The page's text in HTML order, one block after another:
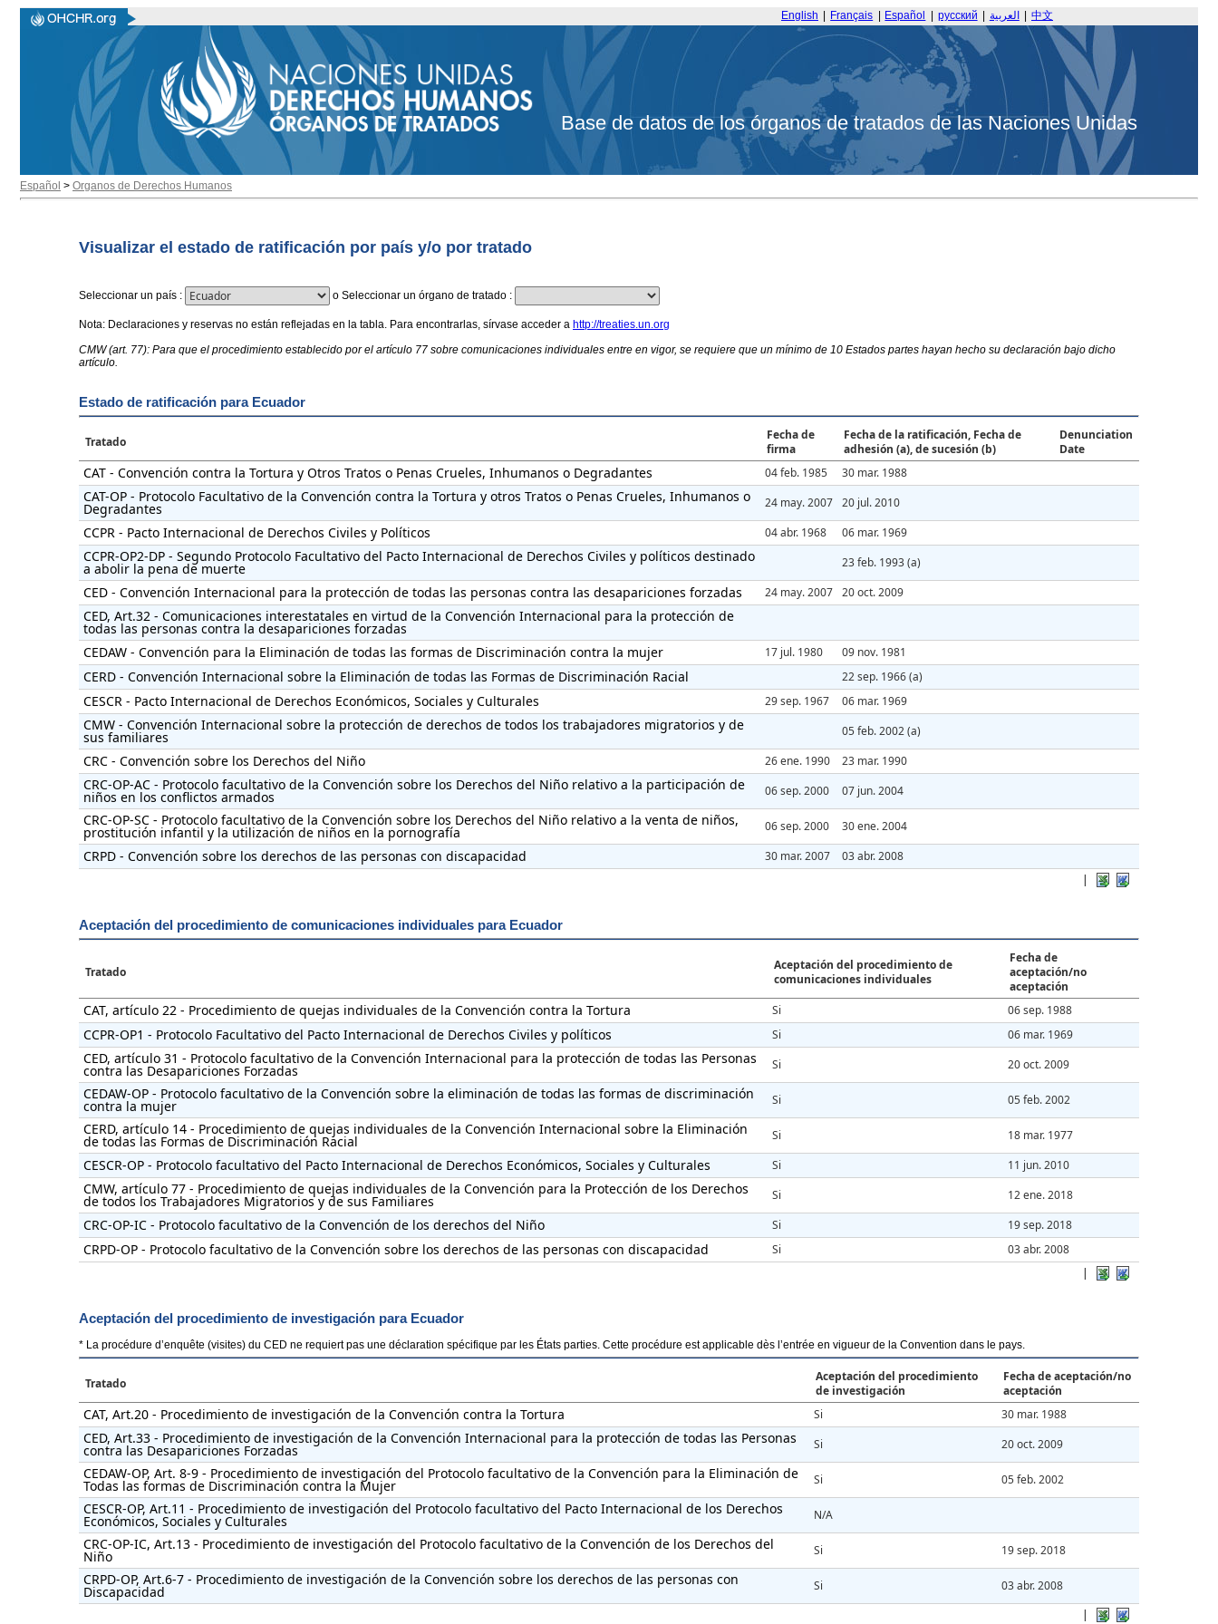
English Français Español русский العربية 中文
Base de datos de los órganos de tratados de las Naciones Unidas
Español > Organos de Derechos Humanos
Visualizar el estado de ratificación por país y/o por tratado
Seleccionar un país : o Seleccionar un órgano de tratado :
Nota: Declaraciones y reservas no están reflejadas en la tabla. Para encontrarlas, sírvase acceder a http://treaties.un.org
CMW (art. 77): Para que el procedimiento establecido por el artículo 77 sobre comunicaciones individuales entre en vigor, se requiere que un mínimo de 10 Estados partes hayan hecho su declaración bajo dicho
artículo.
Estado de ratificación para Ecuador
Tratado
Fecha de
firma
Fecha de la ratificación, Fecha de
adhesión (a), de sucesión (b)
Denunciation
Date
|
CAT - Convención contra la Tortura y Otros Tratos o Penas Crueles, Inhumanos o Degradantes 04 feb. 1985 30 mar. 1988
CAT-OP - Protocolo Facultativo de la Convención contra la Tortura y otros Tratos o Penas Crueles, Inhumanos o
Degradantes 24 may. 2007 20 jul. 2010
CCPR - Pacto Internacional de Derechos Civiles y Políticos 04 abr. 1968 06 mar. 1969
CCPR-OP2-DP - Segundo Protocolo Facultativo del Pacto Internacional de Derechos Civiles y políticos destinado
a abolir la pena de muerte 23 feb. 1993(a)
CED - Convención Internacional para la protección de todas las personas contra las desapariciones forzadas 24 may. 2007 20 oct. 2009
CED, Art.32 - Comunicaciones interestatales en virtud de la Convención Internacional para la protección de
todas las personas contra la desapariciones forzadas
CEDAW - Convención para la Eliminación de todas las formas de Discriminación contra la mujer
17 jul. 1980 09 nov. 1981
CERD - Convención Internacional sobre la Eliminación de todas las Formas de Discriminación Racial 22 sep. 1966(a)
CESCR - Pacto Internacional de Derechos Económicos, Sociales y Culturales 29 sep. 1967 06 mar. 1969
CMW - Convención Internacional sobre la protección de derechos de todos los trabajadores migratorios y de
sus familiares 05 feb. 2002(a)
CRC - Convención sobre los Derechos del Niño 26 ene. 1990 23 mar. 1990
CRC-OP-AC - Protocolo facultativo de la Convención sobre los Derechos del Niño relativo a la participación de
niños en los conflictos armados 06 sep. 2000 07 jun. 2004
CRC-OP-SC - Protocolo facultativo de la Convención sobre los Derechos del Niño relativo a la venta de niños,
prostitución infantil y la utilización de niños en la pornografía 06 sep. 2000 30 ene. 2004
CRPD - Convención sobre los derechos de las personas con discapacidad 30 mar. 2007 03 abr. 2008
Aceptación del procedimiento de comunicaciones individuales para Ecuador
Tratado
Aceptación del procedimiento de
comunicaciones individuales
Fecha de
aceptación/no
aceptación
|
CAT, artículo 22 - Procedimiento de quejas individuales de la Convención contra la Tortura Si 06 sep. 1988
CCPR-OP1 - Protocolo Facultativo del Pacto Internacional de Derechos Civiles y políticos Si 06 mar. 1969
CED, artículo 31 - Protocolo facultativo de la Convención Internacional para la protección de todas las Personas
contra las Desapariciones Forzadas Si 20 oct. 2009
CEDAW-OP - Protocolo facultativo de la Convención sobre la eliminación de todas las formas de discriminación
contra la mujer Si 05 feb. 2002
CERD, artículo 14 - Procedimiento de quejas individuales de la Convención Internacional sobre la Eliminación
de todas las Formas de Discriminación Racial Si 18 mar. 1977
CESCR-OP - Protocolo facultativo del Pacto Internacional de Derechos Económicos, Sociales y Culturales Si 11 jun. 2010
CMW, artículo 77 - Procedimiento de quejas individuales de la Convención para la Protección de los Derechos
de todos los Trabajadores Migratorios y de sus Familiares Si 12 ene. 2018
CRC-OP-IC - Protocolo facultativo de la Convención de los derechos del Niño Si 19 sep. 2018
CRPD-OP - Protocolo facultativo de la Convención sobre los derechos de las personas con discapacidad Si 03 abr. 2008
Aceptación del procedimiento de investigación para Ecuador
* La procédure d’enquête (visites) du CED ne requiert pas une déclaration spécifique par les États parties. Cette procédure est applicable dès l’entrée en vigueur de la Convention dans le pays.
Tratado
Aceptación del procedimiento
de investigación
Fecha de aceptación/no
aceptación
|
CAT, Art.20 - Procedimiento de investigación de la Convención contra la Tortura Si 30 mar. 1988
CED, Art.33 - Procedimiento de investigación de la Convención Internacional para la protección de todas las Personas
contra las Desapariciones Forzadas Si 20 oct. 2009
CEDAW-OP, Art. 8-9 - Procedimiento de investigación del Protocolo facultativo de la Convención para la Eliminación de
Todas las formas de Discriminación contra la Mujer Si 05 feb. 2002
CESCR-OP, Art.11 - Procedimiento de investigación del Protocolo facultativo del Pacto Internacional de los Derechos
Económicos, Sociales y Culturales N/A
CRC-OP-IC, Art.13 - Procedimiento de investigación del Protocolo facultativo de la Convención de los Derechos del
Niño Si 19 sep. 2018
CRPD-OP, Art.6-7 - Procedimiento de investigación de la Convención sobre los derechos de las personas con
Discapacidad Si 03 abr. 2008